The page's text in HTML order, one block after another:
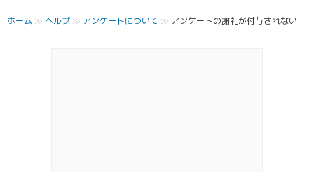
ホーム ヘルプ アンケートについて アンケートの謝礼が付与されない